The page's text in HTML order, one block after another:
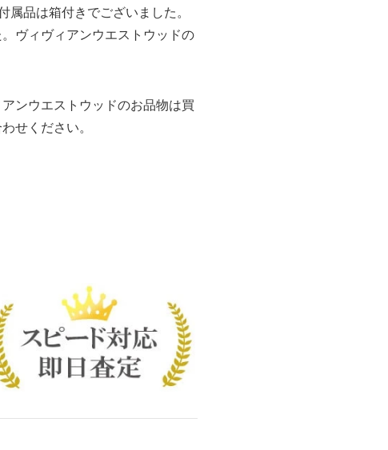
品は箱付きでございました。
ヴィヴィアンウエストウッドの
ンウエストウッドのお品物は買
せください。